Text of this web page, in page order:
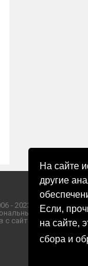
На сайте
другие
Если,
на сайте,
сбора и
- 2023 ООО «Пресса-
данных ООО
с сайта «ЗОРИ ПЛЮС».